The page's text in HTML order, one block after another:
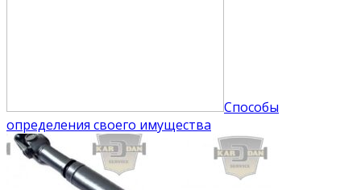
Способы
определения своего имущества